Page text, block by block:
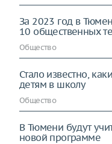
За 2023 год в
10 общественных
Общество
Стало известно,
детям в школу
Общество
В Тюмени будут
новой программе